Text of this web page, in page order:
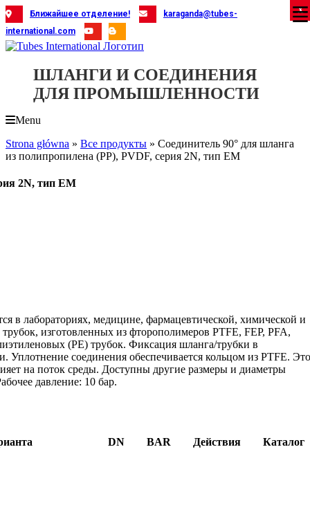
Skip
to
content
Ближайшее отделение!
karaganda@tubes-
international.com
ШЛАНГИ И СОЕДИНЕНИЯ
ДЛЯ ПРОМЫШЛЕННОСТИ
Menu
Strona główna » Все продукты » Соединитель 90° для шланга
из полипропилена (PP), PVDF, серия 2N, тип EM
2N, тип EM
в лабораториях, медицине, фармацевтической, химической и
изготовленных из фторополимеров PTFE, FEP, PFA,
(PE) трубок. Фиксация шланга/трубки в
Уплотнение соединения обеспечивается кольцом из PTFE.
на поток среды. Доступны другие размеры и диаметры
давление: 10 бар.
DN BAR Действия Каталог
X
X
X
X
X
X
X
X
X
X
X
X
X
X
X
X
X
X
X